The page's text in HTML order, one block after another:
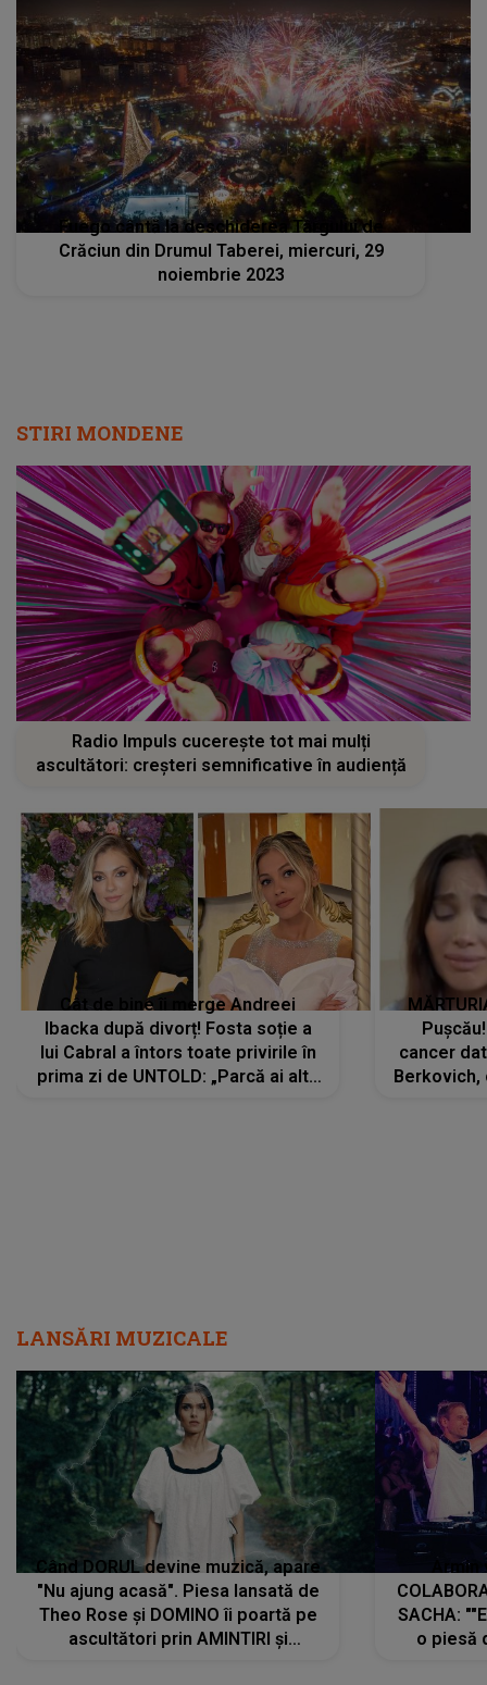
Fuego cântă la deschiderea Târgului de
Crăciun din Drumul Taberei, miercuri, 29
noiembrie 2023
STIRI MONDENE
Radio Impuls cucerește tot mai mulți
ascultători: creșteri semnificative în audiență
Cât de bine îi merge Andreei
Ibacka după divorț! Fosta soție a
lui Cabral a întors toate privirile în
prima zi de UNTOLD: „Parcă ai altă
cancer
Berkovich,
LANSĂRI MUZICALE
Când DORUL devine muzică, apare
"Nu ajung acasă". Piesa lansată de
Theo Rose și DOMINO îi poartă pe
ascultători prin AMINTIRI și
SACHA:
o piesă